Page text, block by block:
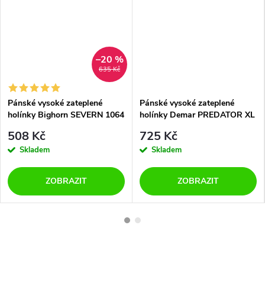
635 Kč
–20 %
Pánské vysoké zateplené
holínky Bighorn SEVERN 1064
508 Kč
Skladem
ZOBRAZIT
Pánské vysoké zateplené
holínky Demar PREDATOR XL
725 Kč
Skladem
ZOBRAZIT